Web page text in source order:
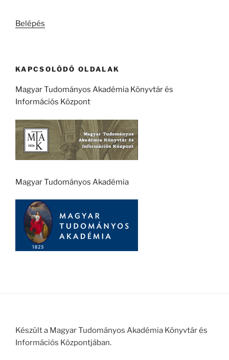
Belépés
KAPCSOLÓDÓ OLDALAK
Magyar Tudományos Akadémia Könyvtár és
Információs Központ
Magyar Tudományos Akadémia
Készült a Magyar Tudományos Akadémia Könyvtár és
Információs Központjában.